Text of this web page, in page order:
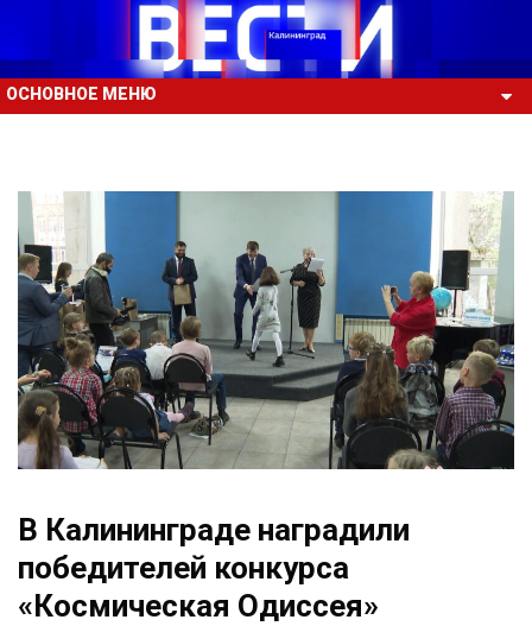
ОСНОВНОЕ МЕНЮ
В Калининграде наградили
победителей конкурса
«Космическая Одиссея»